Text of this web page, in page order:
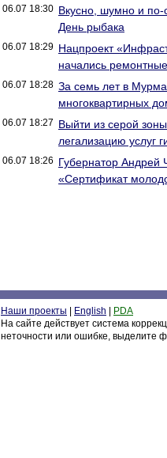
06.07 18:30 Вкусно, шумно и
День рыбака
06.07 18:29 Нацпроект
начались
06.07 18:28 За семь лет в
многоквартирных
06.07 18:27 Выйти из серой
легализацию услуг
06.07 18:26 Губернатор Андрей
«Сертификат
Наши проекты English
PDA
На сайте действует система
неточности или ошибке, выделите